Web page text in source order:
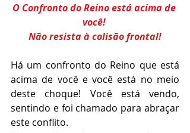
O Confronto do Reino está acima de
você!
Não resista à colisão frontal!
Há um confronto do Reino que está
acima de você e você está no meio
deste choque! Você está vendo,
sentindo e foi chamado para abraçar
este conflito.